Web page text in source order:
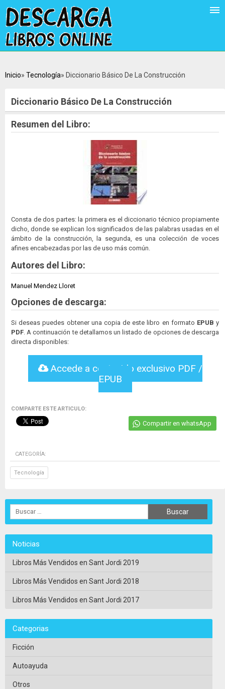
Inicio Tecnología Diccionario Básico De La Construcción
Diccionario Básico De La Construcción
Resumen del Libro:
Consta de dos partes: la primera es el diccionario técnico propiamente
dicho, donde se explican los significados de las palabras usadas en el
ámbito de la construcción, la segunda, es una colección de voces
afines encabezadas por las de uso más común.
Autores del Libro:
Manuel Mendez Lloret
Opciones de descarga:
Si deseas puedes obtener una copia de este libro en formato EPUB y
PDF . A continuación te detallamos un listado de opciones de descarga
directa disponibles:
Accede a contenido exclusivo PDF /
EPUB
COMPARTE ESTE ARTICULO:
Compartir en whatsApp
CATEGORÍA:
Tecnología
Noticias
Libros Más Vendidos en Sant Jordi 2019
Libros Más Vendidos en Sant Jordi 2018
Libros Más Vendidos en Sant Jordi 2017
Categorias
Ficción
Autoayuda
Otros